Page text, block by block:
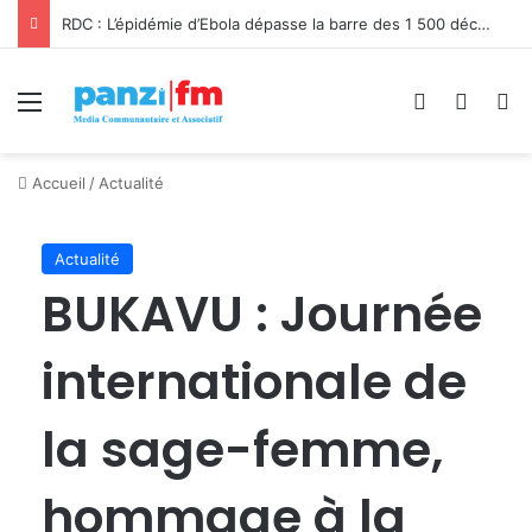
RDC : L’épidémie d’Ebola dépasse la barre des 1 500 décès
Menu Connexion
Accueil / Actualité
Actualité
BUKAVU : Journée
internationale de
la sage-femme,
hommage à la